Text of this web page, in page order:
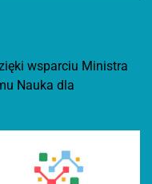
wsparciu Ministra
Nauka dla